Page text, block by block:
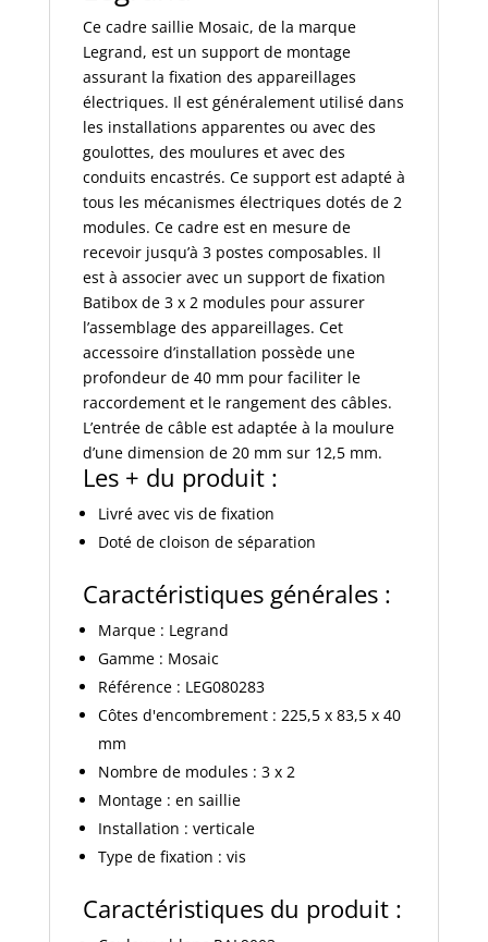
vertical
Ce cadre saillie Mosaic, de la marque
Legrand, est un support de montage
assurant la fixation des appareillages
électriques. Il est généralement utilisé dans
les installations apparentes ou avec des
goulottes, des moulures et avec des
conduits encastrés. Ce support est adapté à
tous les mécanismes électriques dotés de 2
modules. Ce cadre est en mesure de
recevoir jusqu’à 3 postes composables. Il
est à associer avec un support de fixation
Batibox de 3 x 2 modules pour assurer
l’assemblage des appareillages. Cet
accessoire d’installation possède une
profondeur de 40 mm pour faciliter le
raccordement et le rangement des câbles.
L’entrée de câble est adaptée à la moulure
d’une dimension de 20 mm sur 12,5 mm.
Les + du produit :
Livré avec vis de fixation
Doté de cloison de séparation
Caractéristiques générales :
Marque : Legrand
Gamme : Mosaic
Référence : LEG080283
Côtes d'encombrement : 225,5 x 83,5 x 40
mm
Nombre de modules : 3 x 2
Montage : en saillie
Installation : verticale
Type de fixation : vis
Caractéristiques du produit :